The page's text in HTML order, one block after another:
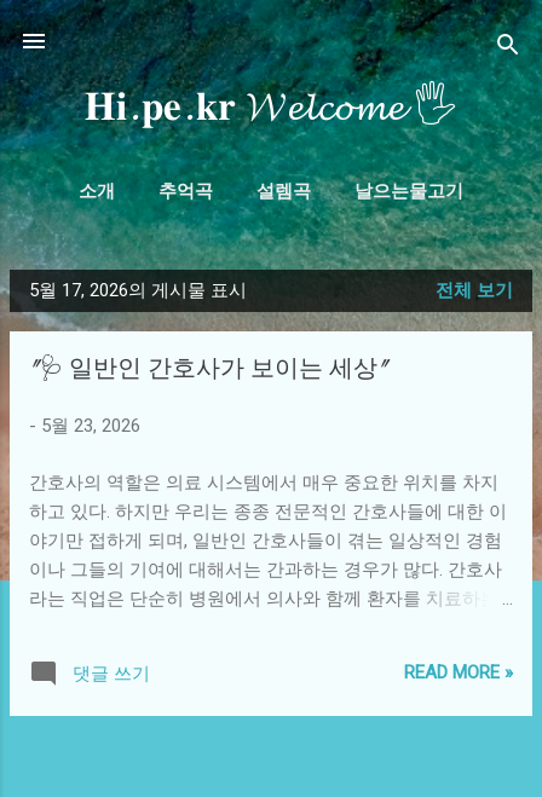
기본 콘텐츠로 건너뛰기
𝐇𝐢.𝐩𝐞.𝐤𝐫 𝓦𝓮𝓵𝓬𝓸𝓶𝓮 🖐
소개 추억곡 설렘곡 날으는물고기
더보기… 𝓹𝓪𝓰𝓮𝓼.𝓴𝓻
글
5월 17, 2026의 게시물 표시 전체 보기
"🩺 일반인 간호사가 보이는 세상"
- 5월 23, 2026
간호사의 역할은 의료 시스템에서 매우 중요한 위치를 차지
하고 있다. 하지만 우리는 종종 전문적인 간호사들에 대한 이
야기만 접하게 되며, 일반인 간호사들이 겪는 일상적인 경험
이나 그들의 기여에 대해서는 간과하는 경우가 많다. 간호사
라는 직업은 단순히 병원에서 의사와 함께 환자를 치료하는
이도 간호의 영역에 발을 들여놓고, 때로는 자신의 경험과 감
정을 바탕으로 환자가 느끼는 아픔을 공감하며 치료에 나선
댓글 쓰기 READ MORE »